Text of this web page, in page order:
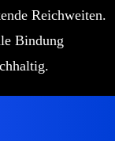
Reichweiten.
Bindung